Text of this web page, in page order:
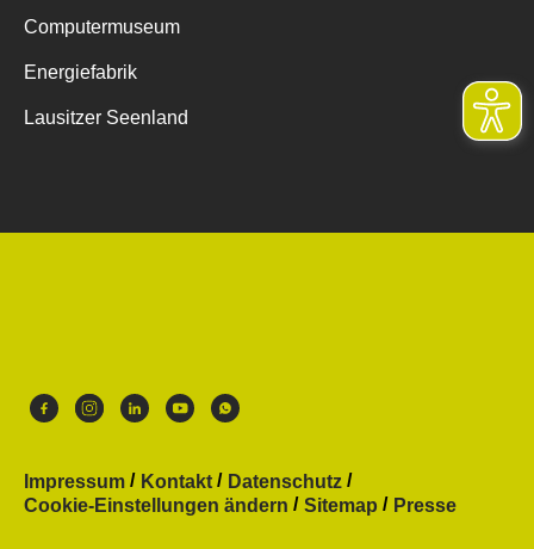
Computermuseum
Energiefabrik
Lausitzer Seenland
Impressum Kontakt
Datenschutz
Cookie-Einstellungen ändern
Sitemap Presse